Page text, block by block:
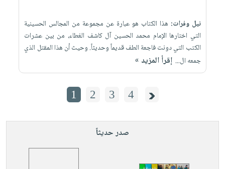
نيل وفرات: هذا الكتاب هو عبارة عن مجموعة من المجالس الحسينية
التي اختارها الإمام محمد الحسين آل كاشف الغطاء، من بين عشرات
الكتب التي دونت فاجعة الطف قديماً وحديثاً. وحيث أن هذا المقتل الذي
جمعه ال... إقرأ المزيد »
1 2 3 4
صدر حديثاً